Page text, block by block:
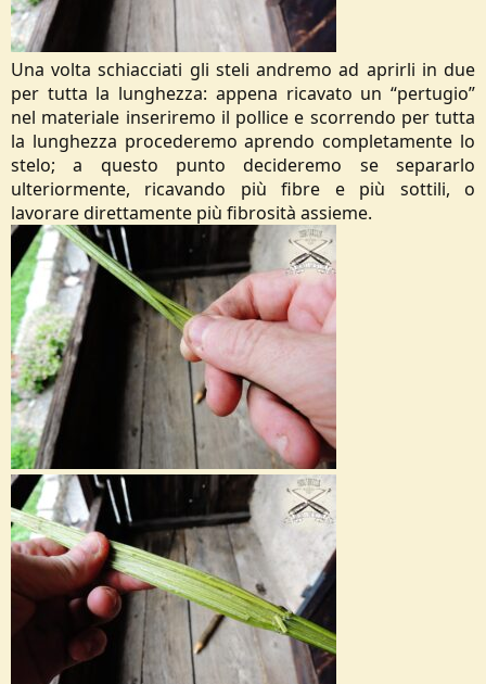
Una volta schiacciati gli steli andremo ad aprirli in due
per tutta la lunghezza: appena ricavato un “pertugio”
nel materiale inseriremo il pollice e scorrendo per tutta
la lunghezza procederemo aprendo completamente lo
stelo; a questo punto decideremo se separarlo
ulteriormente, ricavando più fibre e più sottili, o
lavorare direttamente più fibrosità assieme.